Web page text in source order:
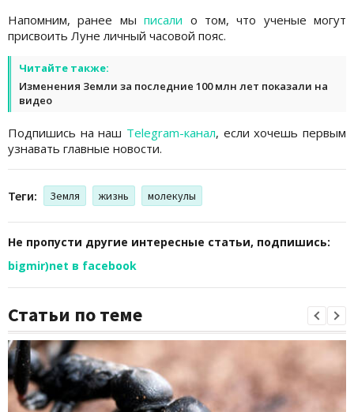
Напомним, ранее мыписали о том, что ученые могут
присвоить Луне личный часовой пояс.
Читайте также:
Изменения Земли за последние 100 млн лет показали на
видео
Подпишись на наш Telegram-канал, если хочешь первым
узнавать главные новости.
Теги: Земля жизнь молекулы
Не пропусти другие интересные статьи, подпишись:
bigmir)net в facebook
Статьи по теме